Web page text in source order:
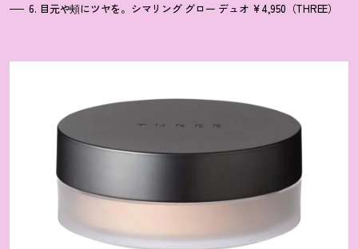
6. 目元や頰にツヤを。シマリング グロー デュオ ¥4,950（THREE）